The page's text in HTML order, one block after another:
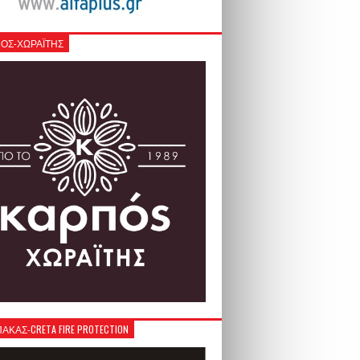
ΧΩΡΑΪΤΗΣ
CRETA FIRE PROTECTION